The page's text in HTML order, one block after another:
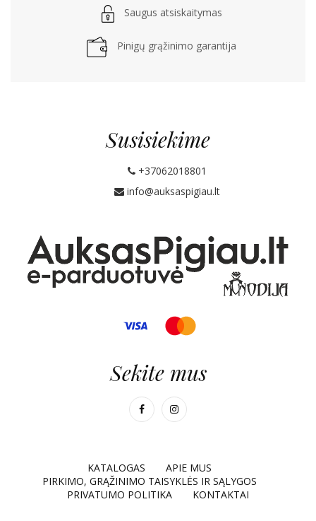
Saugus atsiskaitymas
Pinigų grąžinimo garantija
Susisiekime
+37062018801
info@auksaspigiau.lt
Sekite mus
KATALOGAS
APIE MUS
PIRKIMO, GRĄŽINIMO TAISYKLĖS IR SĄLYGOS
PRIVATUMO POLITIKA
KONTAKTAI